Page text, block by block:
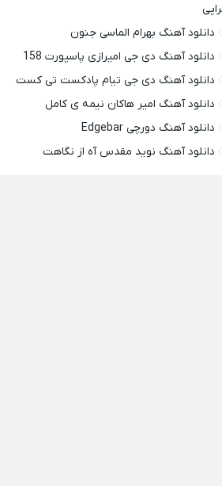
دانلود آهنگ بهرام الماسی جنون
دانلود آهنگ دی جی امیرازی پاسپورت 158
دانلود آهنگ دی جی تیام پادکست تی کست
دانلود آهنگ امیر هاکان نیمه ی کامل
دانلود آهنگ دورچی Edgebar
دانلود آهنگ نوید مقدس آه از نگاهت